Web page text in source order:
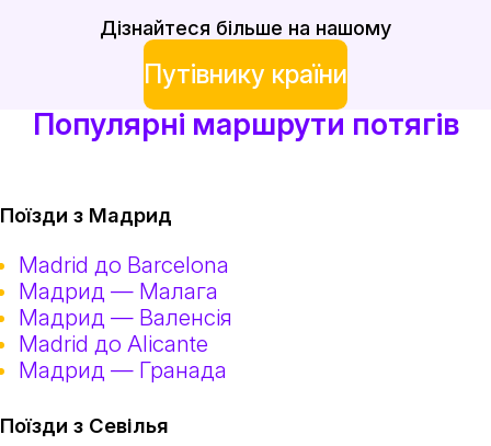
Дізнайтеся більше на нашому
Путівнику країни
Популярні маршрути потягів
Поїзди з Мадрид
Madrid до Barcelona
Мадрид — Малага
Мадрид — Валенсія
Madrid до Alicante
Мадрид — Гранада
Поїзди з Севілья